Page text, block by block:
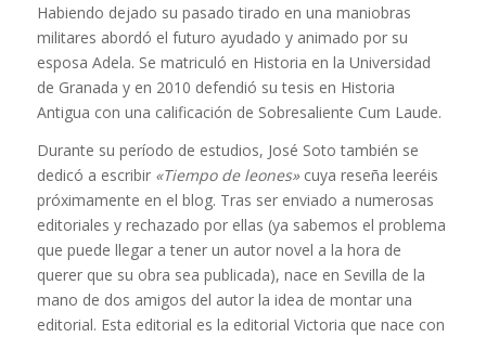
Habiendo dejado su pasado tirado en una maniobras
militares abordó el futuro ayudado y animado por su
esposa Adela. Se matriculó en Historia en la Universidad
de Granada y en 2010 defendió su tesis en Historia
Antigua con una calificación de Sobresaliente Cum Laude.
Durante su período de estudios, José Soto también se
dedicó a escribir «Tiempo de leones»cuya reseña leeréis
próximamente en el blog. Tras ser enviado a numerosas
editoriales y rechazado por ellas (ya sabemos el problema
que puede llegar a tener un autor novel a la hora de
querer que su obra sea publicada), nace en Sevilla de la
mano de dos amigos del autor la idea de montar una
editorial. Esta editorial es la editorial Victoria que nace con